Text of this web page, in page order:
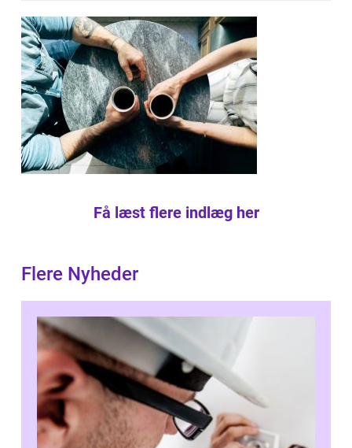
Få læst flere indlæg her
Flere Nyheder